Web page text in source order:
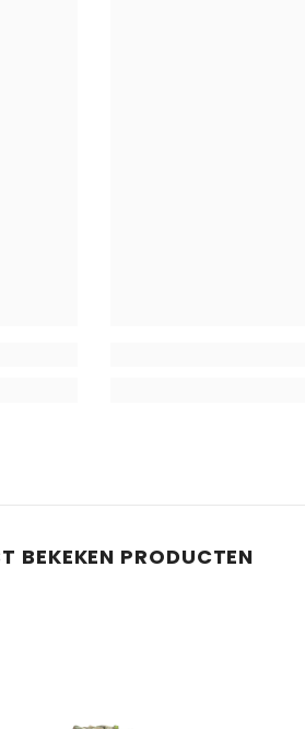
BEKEKEN PRODUCTEN